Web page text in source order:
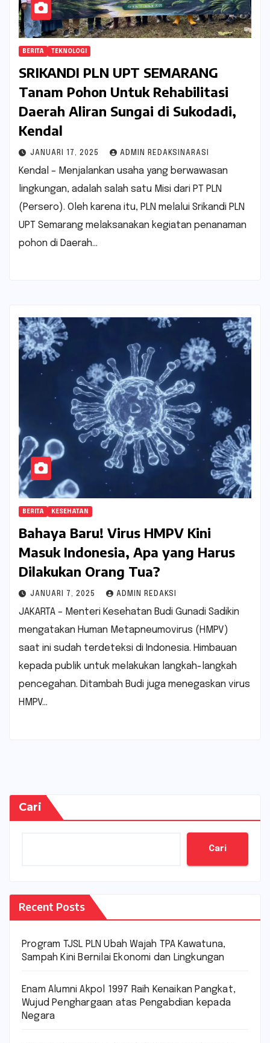
BERITA TEKNOLOGI
SRIKANDI PLN UPT SEMARANG
Tanam Pohon Untuk Rehabilitasi
Daerah Aliran Sungai di Sukodadi,
Kendal
JANUARI 17, 2025 ADMIN REDAKSINARASI
Kendal – Menjalankan usaha yang berwawasan
lingkungan, adalah salah satu Misi dari PT PLN
(Persero). Oleh karena itu, PLN melalui Srikandi PLN
UPT Semarang melaksanakan kegiatan penanaman
pohon di Daerah…
BERITA KESEHATAN
Bahaya Baru! Virus HMPV Kini
Masuk Indonesia, Apa yang Harus
Dilakukan Orang Tua?
JANUARI 7, 2025 ADMIN REDAKSI
JAKARTA – Menteri Kesehatan Budi Gunadi Sadikin
mengatakan Human Metapneumovirus (HMPV)
saat ini sudah terdeteksi di Indonesia. Himbauan
kepada publik untuk melakukan langkah-langkah
pencegahan. Ditambah Budi juga menegaskan virus
HMPV…
Cari
Cari
Recent Posts
Program TJSL PLN Ubah Wajah TPA Kawatuna,
Sampah Kini Bernilai Ekonomi dan Lingkungan
Enam Alumni Akpol 1997 Raih Kenaikan Pangkat,
Wujud Penghargaan atas Pengabdian kepada
Negara